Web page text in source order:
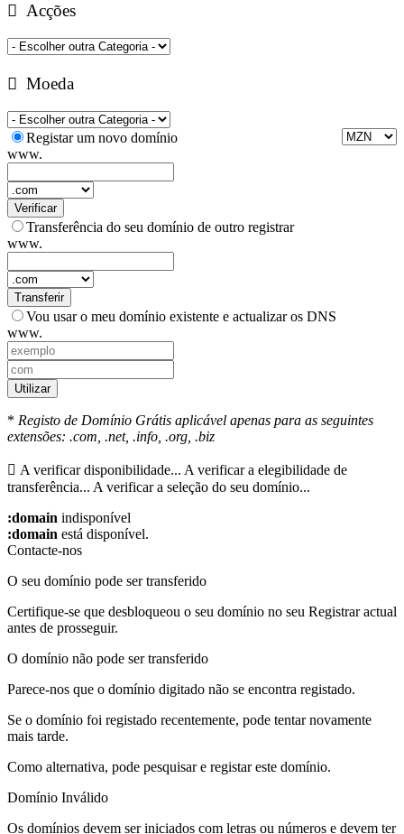
Acções
Moeda
Registar um novo domínio
www.
Verificar
Transferência do seu domínio de outro registrar
www.
Transferir
Vou usar o meu domínio existente e actualizar os DNS
www.
Utilizar
* Registo de Domínio Grátis aplicável apenas para as seguintes
extensões: .com, .net, .info, .org, .biz
A verificar disponibilidade... A verificar a elegibilidade de
transferência... A verificar a seleção do seu domínio...
:domain indisponível
:domain está disponível.
Contacte-nos
O seu domínio pode ser transferido
Certifique-se que desbloqueou o seu domínio no seu Registrar actual
antes de prosseguir.
O domínio não pode ser transferido
Parece-nos que o domínio digitado não se encontra registado.
Se o domínio foi registado recentemente, pode tentar novamente
mais tarde.
Como alternativa, pode pesquisar e registar este domínio.
Domínio Inválido
Os domínios devem ser iniciados com letras ou números e devem ter